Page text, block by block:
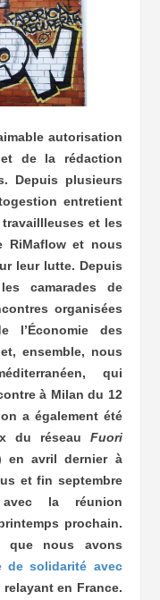
autorisation
de la rédaction
Depuis plusieurs
entretient
et les
RiMaflow et nous
leur lutte. Depuis
camarades de
organisées
l’Économie des
ensemble, nous
qui
à Milan du 12
a également été
du réseau Fuori
en avril dernier à
et fin septembre
la réunion
prochain.
que nous avons
de solidarité avec
en France.